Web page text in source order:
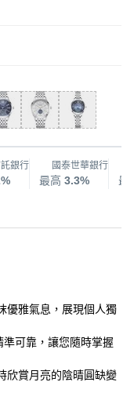
銀行 國泰世華銀行
最高 3.3% 最
優雅氣息，展現個人獨
可靠，讓您隨時掌握
欣賞月亮的陰晴圓缺變